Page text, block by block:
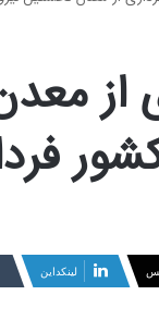
از
لینکداین